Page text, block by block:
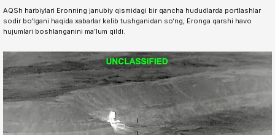
AQSh harbiylari Eronning janubiy qismidagi bir qancha hududlarda portlashlar
sodir bo‘lgani haqida xabarlar kelib tushganidan so‘ng, Eronga qarshi havo
hujumlari boshlanganini ma’lum qildi.